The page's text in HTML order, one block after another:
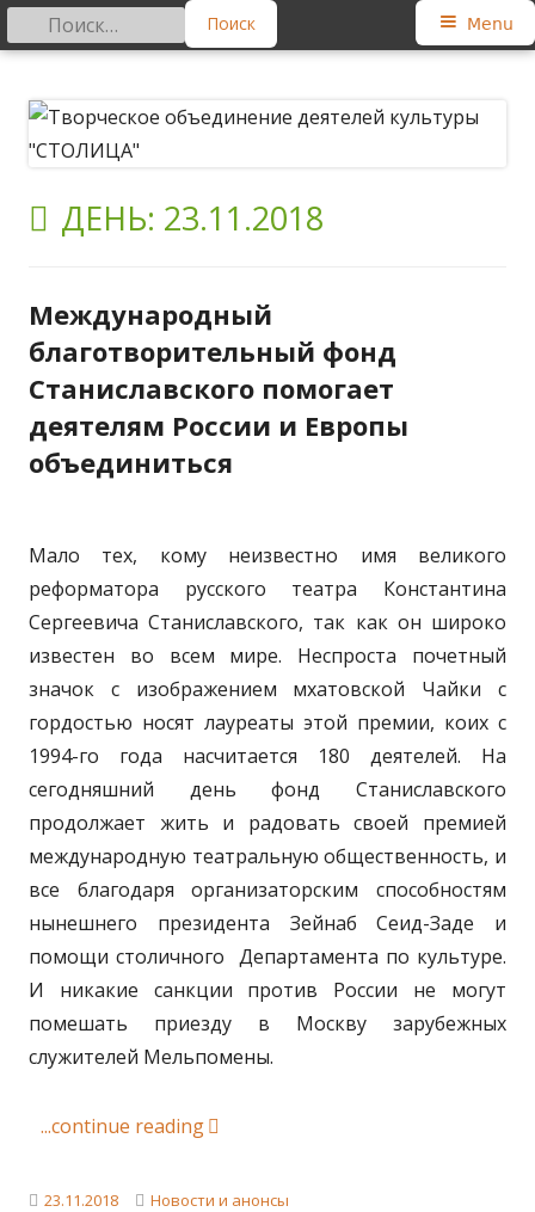
contentдеятелей культуры "СТОЛИЦА"
Primary
Menu
Найти:
ДЕНЬ: 23.11.2018
Международный
благотворительный фонд
Станиславского помогает
деятелям России и Европы
объединиться
Мало тех, кому неизвестно имя великого
реформатора русского театра Константина
Сергеевича Станиславского, так как он широко
известен во всем мире. Неспроста почетный
значок с изображением мхатовской Чайки с
гордостью носят лауреаты этой премии, коих с
1994-го года насчитается 180 деятелей. На
сегодняшний день фонд Станиславского
продолжает жить и радовать своей премией
международную театральную общественность, и
все благодаря организаторским способностям
нынешнего президента Зейнаб Сеид-Заде и
помощи столичного Департамента по культуре.
И никакие санкции против России не могут
помешать приезду в Москву зарубежных
служителей Мельпомены.
...continue reading"Международный
Published
23.11.2018 Categories
Новости и анонсы